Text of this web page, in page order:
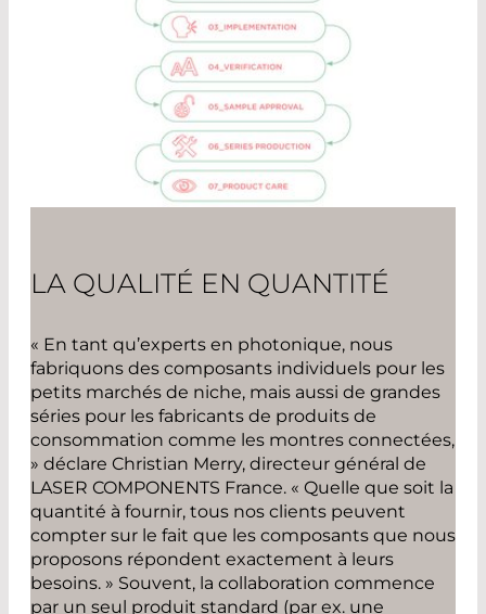
LA QUALITÉ EN QUANTITÉ
« En tant qu’experts en photonique, nous
fabriquons des composants individuels pour les
petits marchés de niche, mais aussi de grandes
séries pour les fabricants de produits de
consommation comme les montres connectées,
» déclare Christian Merry, directeur général de
LASER COMPONENTS France. « Quelle que soit la
quantité à fournir, tous nos clients peuvent
compter sur le fait que les composants que nous
proposons répondent exactement à leurs
besoins. » Souvent, la collaboration commence
par un seul produit standard (par ex. une